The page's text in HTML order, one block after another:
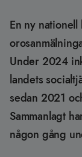
En ny
Under 2024
landets
sedan 2021
Sammanlagt
någon gång